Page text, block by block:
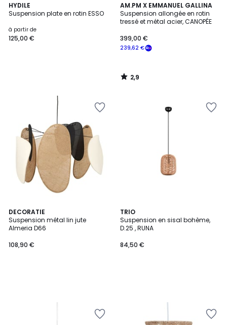
HYDILE
Suspension plate en rotin ESSO
à partir de
125,00 €
AM.PM X EMMANUEL GALLINA
Suspension allongée en rotin
tressé et métal acier, CANOPÉE
239,62 €
399,00 €
2,9
/ 5
2,9
/
DECORATIE
Suspension métal lin jute
Almeria D66
108,90 €
TRIO
Suspension en sisal bohème,
D.25 , RUNA
84,50 €